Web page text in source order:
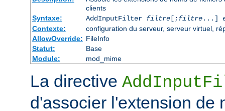
clients
Syntaxe:
AddInputFilter filtre[;filtre...]
Contexte:
configuration du serveur, serveur virtuel,
AllowOverride: FileInfo
Statut:
Base
Module:
mod_mime
La directive
d'associer l'extension de